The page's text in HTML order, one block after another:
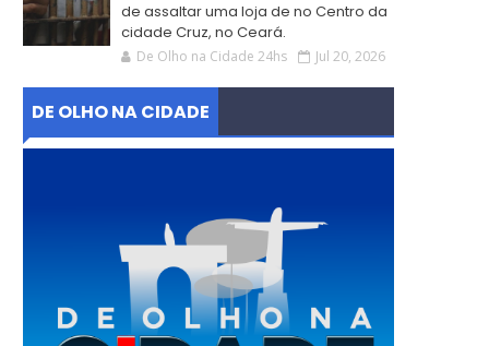
de assaltar uma loja de no Centro da
cidade Cruz, no Ceará.
De Olho na Cidade 24hs Jul 20, 2026
DE OLHO NA CIDADE